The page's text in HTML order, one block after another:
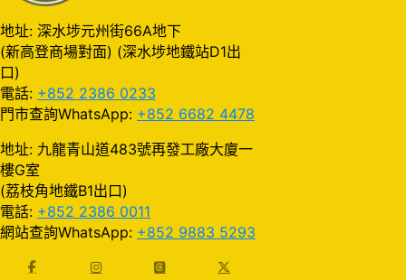
地址: 深水埗元州街66A地下
(新高登商場對面) (深水埗地鐵站D1出
口)
電話: +852 2386 0233
門市查詢WhatsApp: +852 6682 4478
地址: 九龍青山道483號再發工廠大廈一
樓G室
(荔枝角地鐵B1出口)
電話: +852 2386 0011
網站查詢WhatsApp: +852 9883 5293